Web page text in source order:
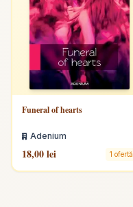
Funeral of hearts
Adenium
18,00 lei 1 ofertă